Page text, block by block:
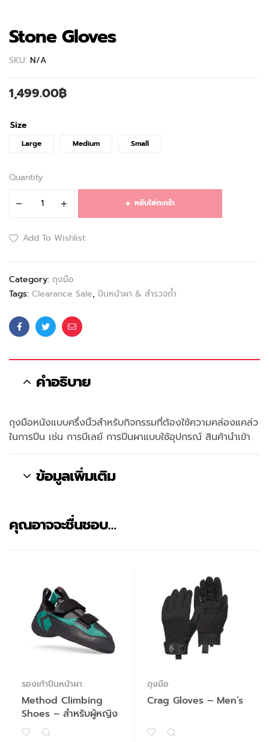
Stone Gloves
SKU: N/A
1,499.00฿
Size
Large Medium Small
Quantity
หยิบใส่ตะกร้า
Add To Wishlist
Category: ถุงมือ
Tags: Clearance Sale, ปีนหน้าผา & สำรวจถ้ำ
FacebookTwitterEmail
คำอธิบาย
ถุงมือหนังแบบครึ่งนิ้วสำหรับกิจกรรมที่ต้องใช้ความคล่องแคล่ว
ในการปีน เช่น การบีเลย์ การปีนผาแบบใช้อุปกรณ์ สินค้านำเข้า
ข้อมูลเพิ่มเติม
คุณอาจจะชื่นชอบ…
รองเท้าปีนหน้าผา
Method Climbing
Shoes – สำหรับผู้หญิง
ถุงมือ
Crag Gloves – Men’s